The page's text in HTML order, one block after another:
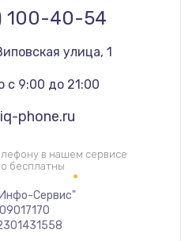
реле
руб.
ТЭНа
руб.
100-40-54
улица, 1
с 9:00 до 21:00
phone.ru
в нашем сервисе
бесплатны
Сервис"